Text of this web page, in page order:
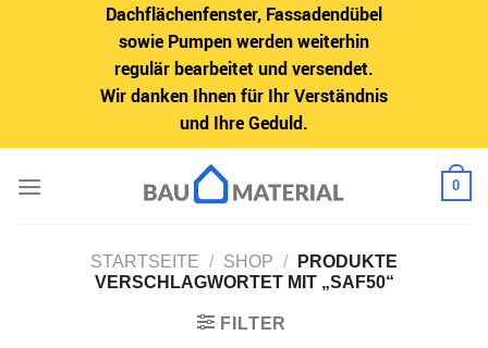
Dachflächenfenster, Fassadendübel
sowie Pumpen werden weiterhin
regulär bearbeitet und versendet.
Wir danken Ihnen für Ihr Verständnis
und Ihre Geduld.
Inhalt
0
STARTSEITE / SHOP /
PRODUKTE
VERSCHLAGWORTET MIT „SAF50“
FILTER